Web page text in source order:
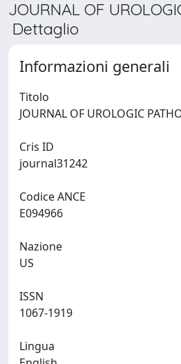
JOURNAL OF
Dettaglio
Informazioni generali
Titolo
Cris ID
Codice ANCE
Nazione
ISSN
Lingua